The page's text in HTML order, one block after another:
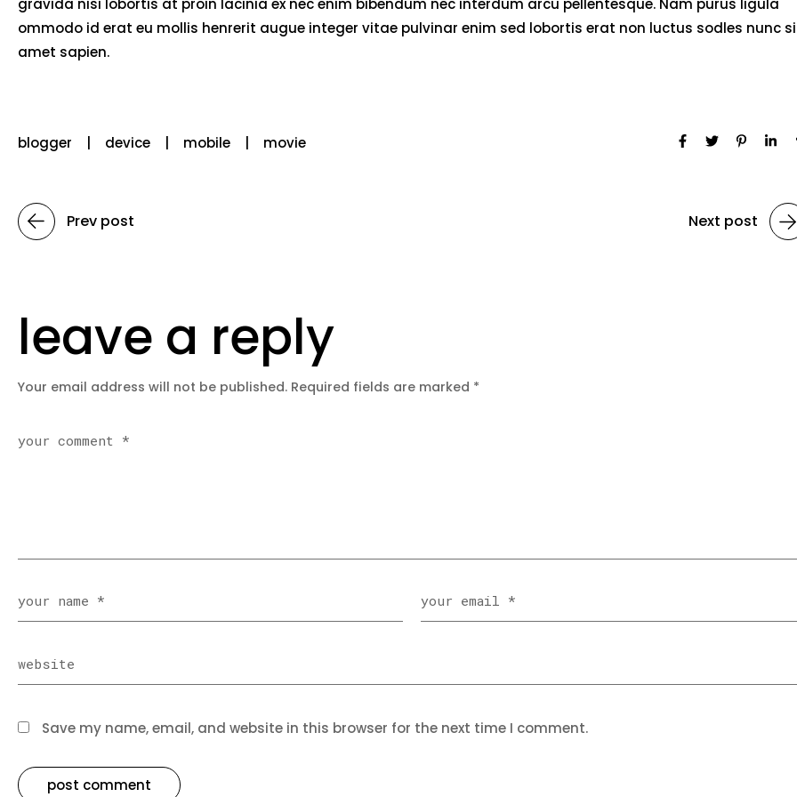
gravida nisi lobortis at proin lacinia ex nec enim bibendum nec interdum arcu pellentesque. Nam purus ligula
ommodo id erat eu mollis henrerit augue integer vitae pulvinar enim sed lobortis erat non luctus sodles nunc
amet sapien.
blogger device mobile movie
Prev post Next post
leave a reply
Your email address will not be published. Required fields are marked *
Save my name, email, and website in this browser for the next time I comment.